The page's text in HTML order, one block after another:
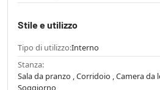
Stile e utilizzo
Tipo di utilizzo:Interno
Stanza:
Sala da pranzo , Corridoio , Camera da
Soggiorno